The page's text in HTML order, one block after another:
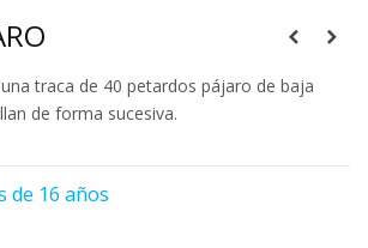
traca de 40 petardos pájaro de baja
de forma sucesiva.
de 16 años